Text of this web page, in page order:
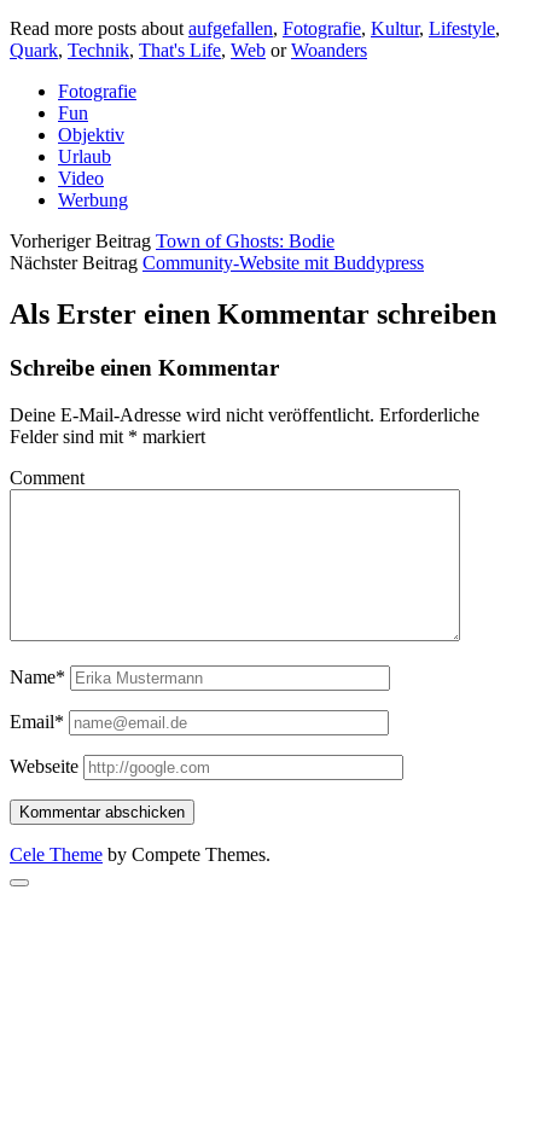
Read more posts about aufgefallen, Fotografie, Kultur, Lifestyle,
Quark, Technik, That's Life, Web orWoanders
Fotografie
Fun
Objektiv
Urlaub
Video
Werbung
Vorheriger Beitrag Town of Ghosts: Bodie
Nächster Beitrag Community-Website mit Buddypress
Als Erster einen Kommentar schreiben
Schreibe einen Kommentar
Deine E-Mail-Adresse wird nicht veröffentlicht. Erforderliche
Felder sind mit * markiert
Comment
Name*
Email*
Webseite
Cele Theme by Compete Themes.
Scroll